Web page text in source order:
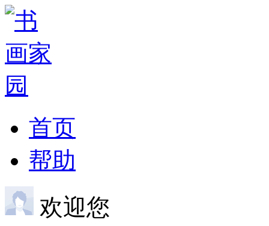
首页
帮助
欢迎您